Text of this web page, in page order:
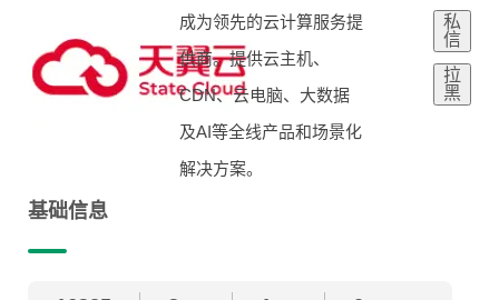
成为领先的云计算服务提
供商。提供云主机、
CDN、云电脑、大数据
及AI等全线产品和场景化
解决方案。
私
信
拉
黑
基础信息